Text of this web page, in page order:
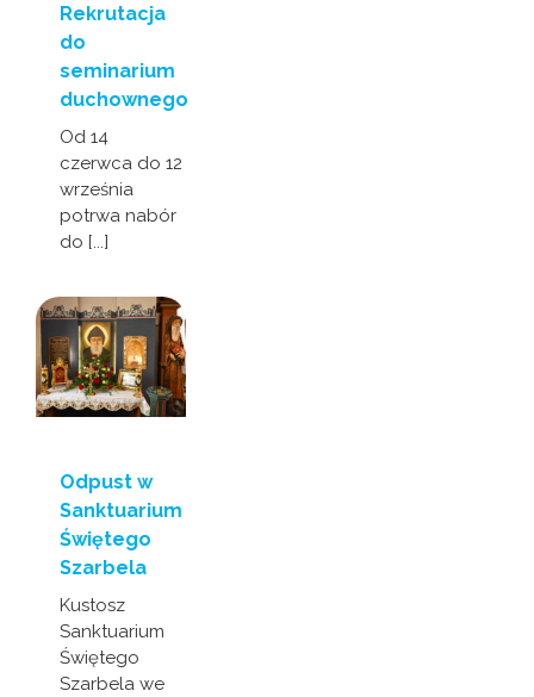
Rekrutacja
do
seminarium
duchownego
Od 14
czerwca do 12
września
potrwa nabór
do [...]
Odpust w
Sanktuarium
Świętego
Szarbela
Kustosz
Sanktuarium
Świętego
Szarbela we